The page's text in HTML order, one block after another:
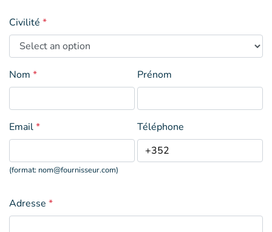
Civilité *
Nom * Prénom
Email*
(format: nom@fournisseur.com)
Téléphone
Adresse *